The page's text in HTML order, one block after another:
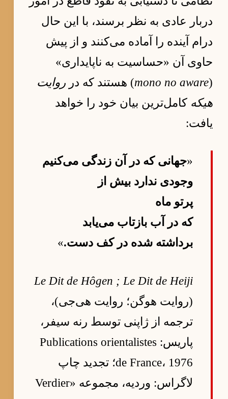
دربار عادی به نظر برسند، با این حال
درام آینده را آماده می‌کنند و از پیش
حاوی آن «حساسیت به ناپایداری»
(
mono no aware) هستند که در روایت
هیکه کامل‌ترین بیان خود را خواهد
یافت:
«جهانی که در آن زندگی می‌کنیم
وجودی ندارد بیش از
پرتو ماه
که در آب بازتاب می‌یابد
برداشته شده در کف دست.»
Le Dit de Hôgen ; Le Dit de Heiji
(روایت هوگن؛ روایت هی‌جی)،
ترجمه از ژاپنی توسط رنه سیفر،
پاریس: Publications orientalistes
de France، 1976؛ تجدید چاپ
لاگراس: وردیه، مجموعه «Verdier